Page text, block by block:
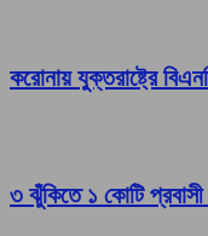
করোনায় যুক্তরাষ্ট্রে
৩ ঝুঁকিতে ১ কোটি প্রবাসী